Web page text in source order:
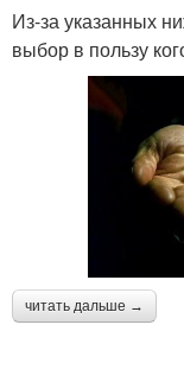
Из-за указанных
выбор в пользу
читать дальше →